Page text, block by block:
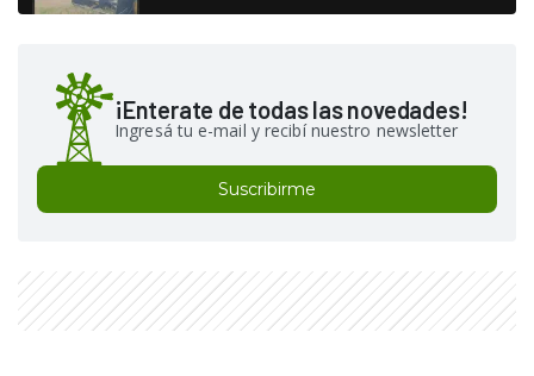
¡Enterate de todas las novedades!
Ingresá tu e-mail y recibí nuestro newsletter
Suscribirme